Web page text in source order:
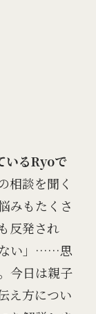
いるRyoで
相談を聞く
みもたくさ
反発され
ない」……思
今日は親子
え方につい